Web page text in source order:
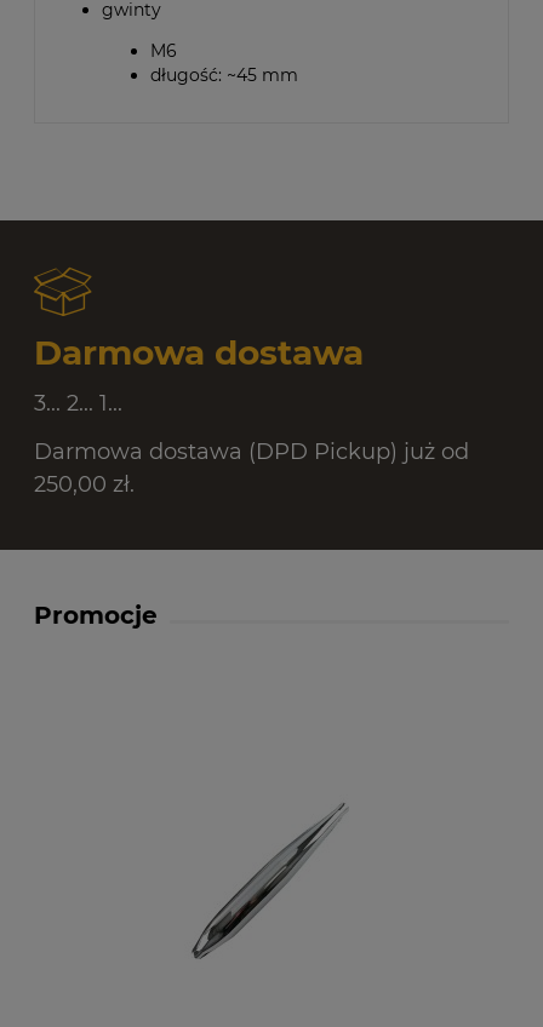
gwinty
M6
długość: ~45 mm
Darmowa dostawa
3... 2... 1...
Darmowa dostawa (DPD Pickup) już od
250,00 zł.
Promocje